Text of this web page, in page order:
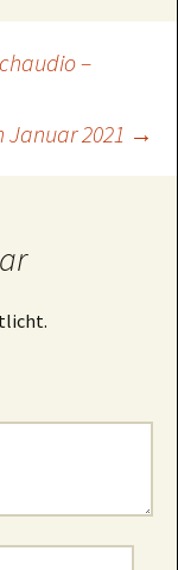
–
2021 →